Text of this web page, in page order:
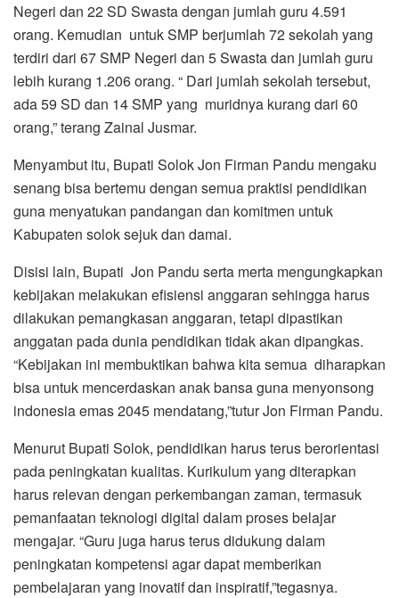
Negeri dan 22 SD Swasta dengan jumlah guru 4.591
orang. Kemudian untuk SMP berjumlah 72 sekolah yang
terdiri dari 67 SMP Negeri dan 5 Swasta dan jumlah guru
lebih kurang 1.206 orang. “ Dari jumlah sekolah tersebut,
ada 59 SD dan 14 SMP yang muridnya kurang dari 60
orang,” terang Zainal Jusmar.
Menyambut itu, Bupati Solok Jon Firman Pandu mengaku
senang bisa bertemu dengan semua praktisi pendidikan
guna menyatukan pandangan dan komitmen untuk
Kabupaten solok sejuk dan damai.
Disisi lain, Bupati Jon Pandu serta merta mengungkapkan
kebijakan melakukan efisiensi anggaran sehingga harus
dilakukan pemangkasan anggaran, tetapi dipastikan
anggatan pada dunia pendidikan tidak akan dipangkas.
“Kebijakan ini membuktikan bahwa kita semua diharapkan
bisa untuk mencerdaskan anak bansa guna menyonsong
indonesia emas 2045 mendatang,”tutur Jon Firman Pandu.
Menurut Bupati Solok, pendidikan harus terus berorientasi
pada peningkatan kualitas. Kurikulum yang diterapkan
harus relevan dengan perkembangan zaman, termasuk
pemanfaatan teknologi digital dalam proses belajar
mengajar. “Guru juga harus terus didukung dalam
peningkatan kompetensi agar dapat memberikan
pembelajaran yang inovatif dan inspiratif,”tegasnya.